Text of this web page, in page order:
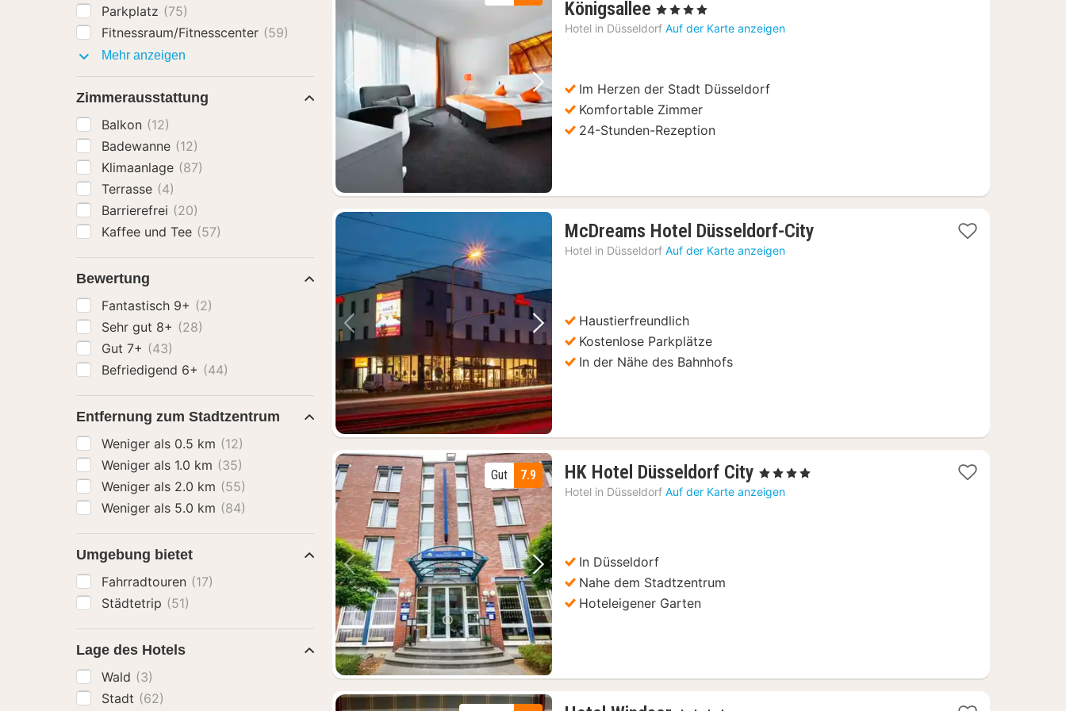
Vorheriges Bild Nächstes Bild
Königsallee 2
Nächte
€
, 4 Sterne
Hotel in Düsseldorf Auf der Karte anzeigen
Im Herzen der Stadt Düsseldorf
Komfortable Zimmer
24-Stunden-Rezeption
Vorheriges Bild Nächstes Bild
McDreams Hotel Düsseldorf-City
Hotel in Düsseldorf Auf der Karte anzeigen
Haustierfreundlich
Kostenlose Parkplätze
In der Nähe des Bahnhofs
Vorheriges Bild Nächstes Bild
7.9
Gut HK Hotel Düsseldorf City 1
Nacht
, 4 Sterne
Hotel in Düsseldorf Auf der Karte anzeigen
In Düsseldorf
Nahe dem Stadtzentrum
Hoteleigener Garten
Parkplatz (75)
Fitnessraum/Fitnesscenter (59)
Mehr anzeigen
Zimmerausstattung
Balkon (12)
Badewanne (12)
Klimaanlage (87)
Terrasse (4)
Barrierefrei (20)
Kaffee und Tee (57)
Bewertung
Fantastisch 9+ (2)
Sehr gut 8+ (28)
Gut 7+ (43)
Befriedigend 6+ (44)
Entfernung zum Stadtzentrum
Weniger als 0.5 km (12)
Weniger als 1.0 km (35)
Weniger als 2.0 km (55)
Weniger als 5.0 km (84)
Umgebung bietet
Fahrradtouren (17)
Städtetrip (51)
Lage des Hotels
Wald (3)
Stadt (62)